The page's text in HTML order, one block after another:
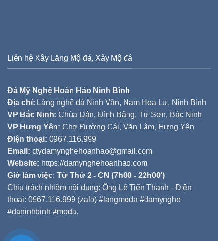
Liên hệ Xây Lăng Mộ đá, Xây Mộ đá
Đá Mỹ Nghệ Hoàn Hảo Ninh Bình
Địa chỉ: Làng nghề đá Ninh Vân, Nam Hoa Lư, Ninh Bình
VP Bắc Ninh: Chùa Dận, Đình Bảng, Từ Sơn, Bắc Ninh
VP Hưng Yên: Chợ Đường Cái, Văn Lâm, Hưng Yên
Điện thoại: 0967.116.999
Email: ctydamynghehoanhao@gmail.com
Website: https://damynghehoanhao.com
Giờ làm việc: Từ Thứ 2 - CN (7h00 - 22h00')
Chịu trách nhiệm nội dung: Ông Lê Tiến Thanh - Điện
thoại: 0967.116.999 (zalo) #langmoda #damynghe
#daninhbinh #moda.